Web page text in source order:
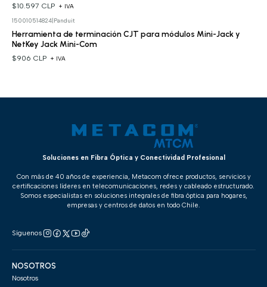
$10.597 CLP + IVA
150010514824| Panduit
Herramienta de terminación CJT para módulos Mini-Jack y
NetKey Jack Mini-Com
$906 CLP + IVA
Soluciones en Fibra Óptica y Conectividad Profesional
Con más de 40 años de experiencia, Metacom ofrece productos, servicios y
certificaciones líderes en telecomunicaciones, redes y cableado estructurado.
Somos especialistas en soluciones integrales de fibra óptica para hogares,
empresas y centros de datos en todo Chile.
Síguenos
NOSOTROS
Nosotros